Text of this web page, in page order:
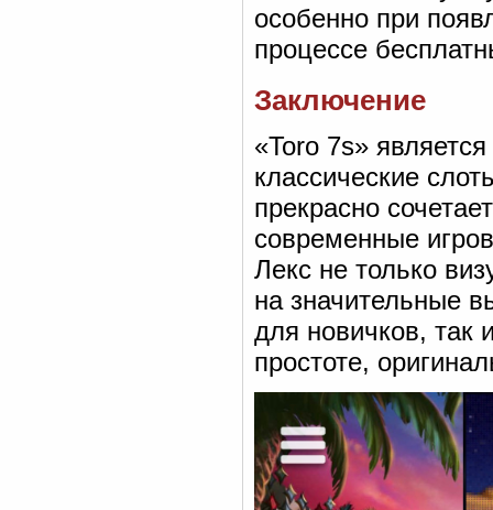
особенно при
процессе
Заключение
«Toro 7s»
классические
прекрасно
современные
Лекс не только
на значительные
для новичков, так
простоте,